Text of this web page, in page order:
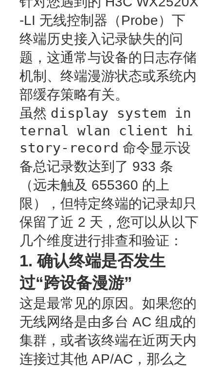
-LI 无线控制器（Probe）下
终端历史接入记录缺失的问
题，这通常与设备的 日志存储
机制、终端漫游状态或系统内
部缓存策略有关。
虽然 display system in
ternal wlan client hi
story-record 命令显示设
备总记录数达到了 933 条
（远未触及 655360 的上
限），但特定终端的记录却只
保留了近 2 天，您可以从以下
几个维度进行排查和验证：
1. 确认终端是否发生
过“跨设备漫游”
这是最常见的原因。如果您的
无线网络是由多台 AC 组成的
集群，或者该终端在近两天内
连接过其他 AP/AC，那么之